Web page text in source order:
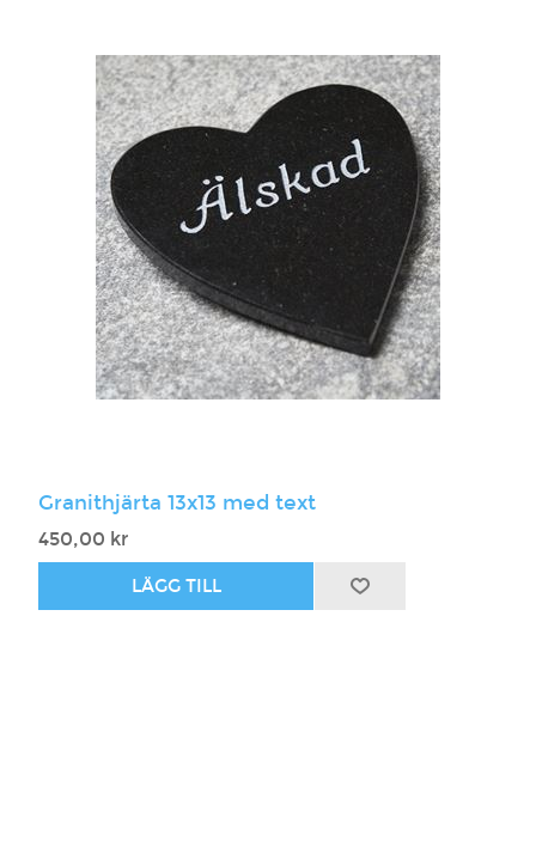
Granithjärta 13x13 med text
450,00 kr